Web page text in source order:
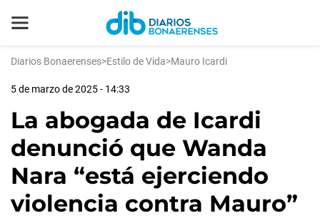
Diarios Bonaerenses>Estilo de Vida>Mauro Icardi
5 de marzo de 2025 - 14:33
La abogada de Icardi
denunció que Wanda
Nara “está ejerciendo
violencia contra Mauro”